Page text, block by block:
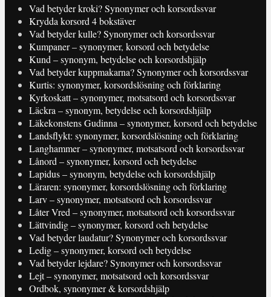
Vad betyder kroki? Synonymer och korsordssvar
Krydda korsord 4 bokstäver
Vad betyder kulle? Synonymer och korsordssvar
Kumpaner – synonymer, korsord och betydelse
Kund – synonym, betydelse och korsordshjälp
Vad betyder kuppmakarna? Synonymer och korsordssvar
Kurtis: synonymer, korsordslösning och förklaring
Kyrkoskatt – synonymer, motsatsord och korsordssvar
Läckra – synonym, betydelse och korsordshjälp
Läkekonstens Gudinna – synonymer, korsord och betydelse
Landsflykt: synonymer, korsordslösning och förklaring
Langhammer – synonymer, motsatsord och korsordssvar
Lånord – synonymer, korsord och betydelse
Lapidus – synonym, betydelse och korsordshjälp
Läraren: synonymer, korsordslösning och förklaring
Larv – synonymer, motsatsord och korsordssvar
Låter Vred – synonymer, motsatsord och korsordssvar
Lättvindig – synonymer, korsord och betydelse
Vad betyder laudatur? Synonymer och korsordssvar
Ledig – synonymer, korsord och betydelse
Vad betyder lejdare? Synonymer och korsordssvar
Lejt – synonymer, motsatsord och korsordssvar
Ordbok, synonymer & korsordshjälp